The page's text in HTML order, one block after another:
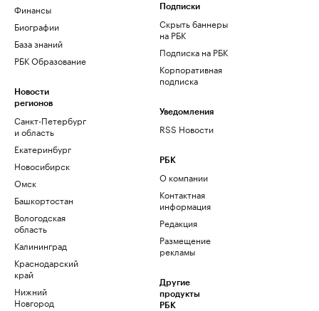
Финансы
Биографии
База знаний
РБК Образование
Новости
регионов
Санкт-Петербург
и область
Екатеринбург
Новосибирск
Омск
Башкортостан
Вологодская
область
Калининград
Краснодарский
край
Нижний
Новгород
Подписки
Скрыть баннеры
на РБК
Подписка на РБК
Корпоративная
подписка
Уведомления
RSS Новости
РБК
О компании
Контактная
информация
Редакция
Размещение
рекламы
Другие
продукты
РБК